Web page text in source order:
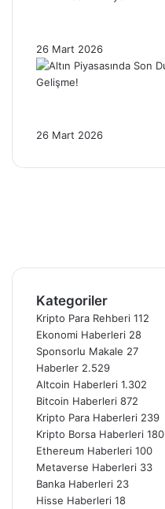
26 Mart 2026
26 Mart 2026
Kategoriler
Kripto Para Rehberi 112
Ekonomi Haberleri 28
Sponsorlu Makale 27
Haberler 2.529
Altcoin Haberleri 1.302
Bitcoin Haberleri 872
Kripto Para Haberleri 239
Kripto Borsa Haberleri 180
Ethereum Haberleri 100
Metaverse Haberleri 33
Banka Haberleri 23
Hisse Haberleri 18